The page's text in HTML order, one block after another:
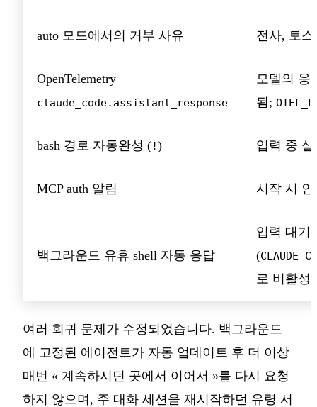
auto 모드에서의 거부 사유 전사, 토
OpenTelemetry
claude_code.assistant_response
모델의 응
됨;
bash 경로 자동완성 (!) 입력 중
MCP auth 알림 시작 시
백그라운드 유휴 shell 자동 응답
입력 대기
(
로 비활성
여러 회귀 문제가 수정되었습니다. 백그라운드
에 고정된 에이전트가 자동 업데이트 후 더 이상
매번 « 계속하시던 곳에서 이어서 »를 다시 요청
하지 않으며, 주 대화 세션을 재시작하던 유령 서